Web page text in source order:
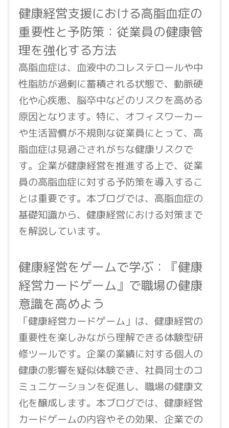
健康経営支援における高脂血症の
重要性と予防策：従業員の健康管
理を強化する方法
高脂血症は、血液中のコレステロールや中
性脂肪が過剰に蓄積される状態で、動脈硬
化や心疾患、脳卒中などのリスクを高める
原因となります。特に、オフィスワーカー
や生活習慣が不規則な従業員にとって、高
脂血症は見過ごされがちな健康リスクで
す。企業が健康経営を推進する上で、従業
員の高脂血症に対する予防策を導入するこ
とは重要です。本ブログでは、高脂血症の
基礎知識から、健康経営における対策まで
を解説しています。
健康経営をゲームで学ぶ：『健康
経営カードゲーム』で職場の健康
意識を高めよう
「健康経営カードゲーム」は、健康経営の
重要性を楽しみながら理解できる体験型研
修ツールです。企業の業績に対する個人の
健康の影響を疑似体験でき、社員同士のコ
ミュニケーションを促進し、職場の健康文
化を醸成します。本ブログでは、健康経営
カードゲームの内容やその効果、企業での